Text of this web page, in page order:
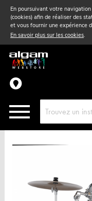
En poursuivant votre
(cookies) afin de réaliser des
et vous fournir une expérience
En savoir plus sur les cookies.
Vent& Violon
Accessoires
Pièces détachées